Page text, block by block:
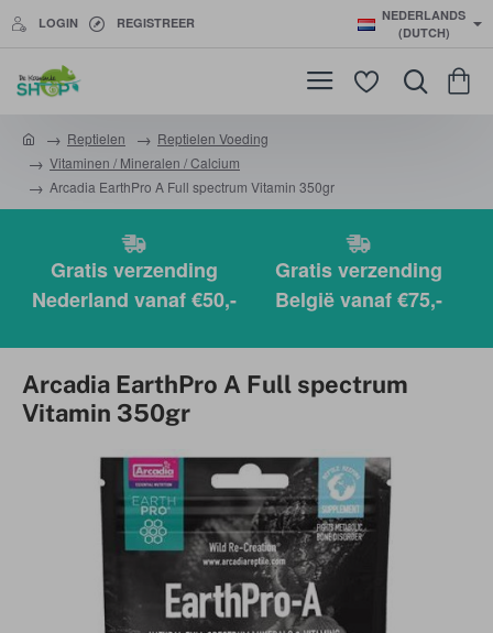
LOGIN REGISTREER
NEDERLANDS
(DUTCH)
m
e
Reptielen
Reptielen Voeding
Vitaminen / Mineralen / Calcium
Arcadia EarthPro A Full spectrum Vitamin 350gr
Gratis verzending
Nederland vanaf €50,-
Gratis verzending
België vanaf €75,-
Arcadia EarthPro A Full spectrum
Vitamin 350gr